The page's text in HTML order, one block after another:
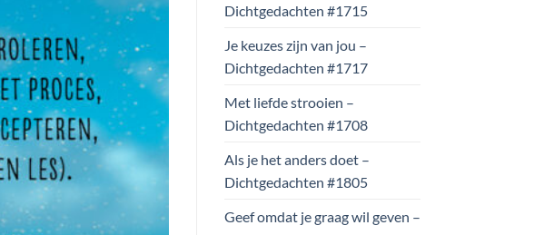
Dichtgedachten #1715
Je keuzes zijn van jou –
Dichtgedachten #1717
Met liefde strooien –
Dichtgedachten #1708
Als je het anders doet –
Dichtgedachten #1805
Geef omdat je graag wil geven –